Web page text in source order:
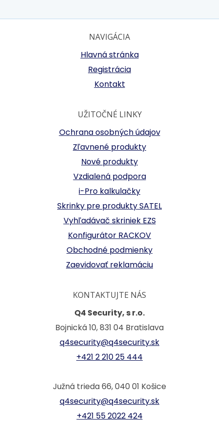
NAVIGÁCIA
Hlavná stránka
Registrácia
Kontakt
UŽITOČNÉ LINKY
Ochrana osobných údajov
Zľavnené produkty
Nové produkty
Vzdialená podpora
i-Pro kalkulačky
Skrinky pre produkty SATEL
Vyhľadávač skriniek EZS
Konfigurátor RACKOV
Obchodné podmienky
Zaevidovať reklamáciu
KONTAKTUJTE NÁS
Q4 Security, s r.o.
Bojnická 10, 831 04 Bratislava
q4security@q4security.sk
+421 2 210 25 444
Južná trieda 66, 040 01 Košice
q4security@q4security.sk
+421 55 2022 424